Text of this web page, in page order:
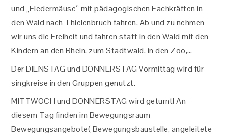
und „Fledermäuse“ mit pädagogischen Fachkräften in
den Wald nach Thielenbruch fahren. Ab und zu nehmen
wir uns die Freiheit und fahren statt in den Wald mit den
Kindern an den Rhein, zum Stadtwald, in den Zoo,…
Der DIENSTAG und DONNERSTAG Vormittag wird für
singkreise in den Gruppen genutzt.
MITTWOCH und DONNERSTAG wird geturnt! An
diesem Tag finden im Bewegungsraum
Bewegungsangebote( Bewegungsbaustelle, angeleitete